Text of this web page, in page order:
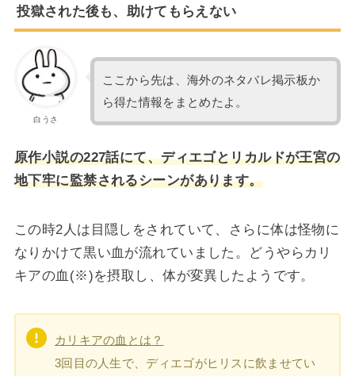
投獄された後も、助けてもらえない
白うさ
ここから先は、海外のネタバレ掲示板か
ら得た情報をまとめたよ。
原作小説の227話にて、ディエゴとリカルドが王宮の
地下牢に監禁されるシーンがあります。
この時2人は目隠しをされていて、さらに体は怪物に
なりかけて黒い血が流れていました。どうやらカリ
キアの血(※)を摂取し、体が変異したようです。
カリキアの血とは？
3回目の人生で、ディエゴがヒリスに飲ませてい